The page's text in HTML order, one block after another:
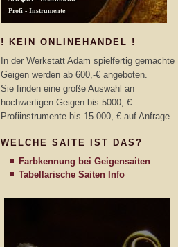
! KEIN ONLINEHANDEL !
In der Werkstatt Adam spielfertig gemachte
Geigen werden ab 600,-€ angeboten.
Sie finden eine große Auswahl an
hochwertigen Geigen bis 5000,-€.
Profiinstrumente bis 15.000,-€ auf Anfrage.
WELCHE SAITE IST DAS?
Farbkennung bei Geigensaiten
Tabellarische Saiten Info